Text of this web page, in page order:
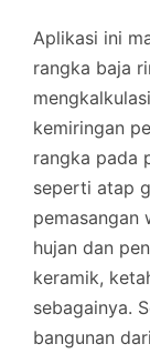
Aplikasi ini
rangka baja
kemiringan
rangka pada
seperti atap
pemasangan
hujan dan
keramik,
sebagainya.
bangunan